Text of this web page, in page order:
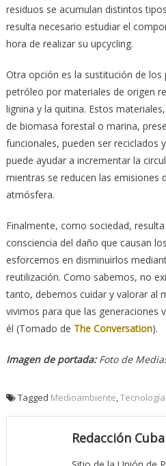
residuos se acumulan distintos
resulta necesario estudiar el
hora de realizar su upcycling.
Otra opción es la sustitución de los
petróleo por materiales de origen
lignina y la quitina. Estos
de biomasa forestal o marina,
funcionales, pueden ser reciclados
puede ayudar a incrementar la
mientras se reducen las emisiones
atmósfera.
Finalmente, como sociedad,
consciencia del daño que causan
esforcemos en disminuirlos
reutilización. Como sabemos, no
tanto, debemos cuidar y valorar al
vivimos para que las generaciones
él (Tomado de The Conversation).
Imagen de portada:Foto de
Tagged Medioambiente,
Redacción